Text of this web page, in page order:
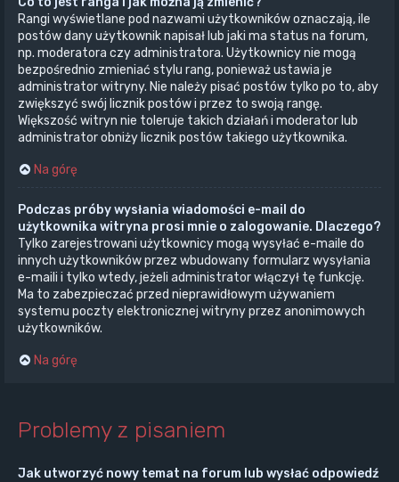
Rangi wyświetlane pod nazwami użytkowników oznaczają, ile
postów dany użytkownik napisał lub jaki ma status na forum,
np. moderatora czy administratora. Użytkownicy nie mogą
bezpośrednio zmieniać stylu rang, ponieważ ustawia je
administrator witryny. Nie należy pisać postów tylko po to, aby
zwiększyć swój licznik postów i przez to swoją rangę.
Większość witryn nie toleruje takich działań i moderator lub
administrator obniży licznik postów takiego użytkownika.
Na górę
Podczas próby wysłania wiadomości e-mail do
użytkownika witryna prosi mnie o zalogowanie. Dlaczego?
Tylko zarejestrowani użytkownicy mogą wysyłać e-maile do
innych użytkowników przez wbudowany formularz wysyłania
e-maili i tylko wtedy, jeżeli administrator włączył tę funkcję.
Ma to zabezpieczać przed nieprawidłowym używaniem
systemu poczty elektronicznej witryny przez anonimowych
użytkowników.
Na górę
Problemy z pisaniem
Jak utworzyć nowy temat na forum lub wysłać odpowiedź